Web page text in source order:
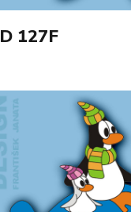
D 127F